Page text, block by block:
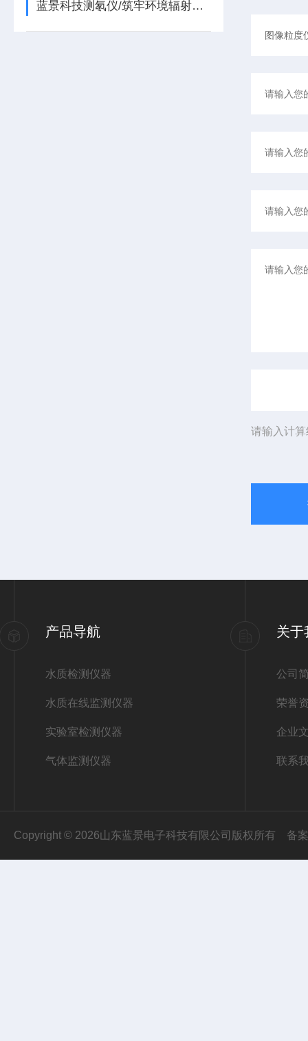
蓝景科技测氡仪/筑牢环境辐射安全防线
请输入计
产品导航
水质检测仪器
水质在线监测仪器
实验室检测仪器
气体监测仪器
关于
公司
荣誉
企业
联系
Copyright © 2026山东蓝景电子科技有限公司版权所有 备